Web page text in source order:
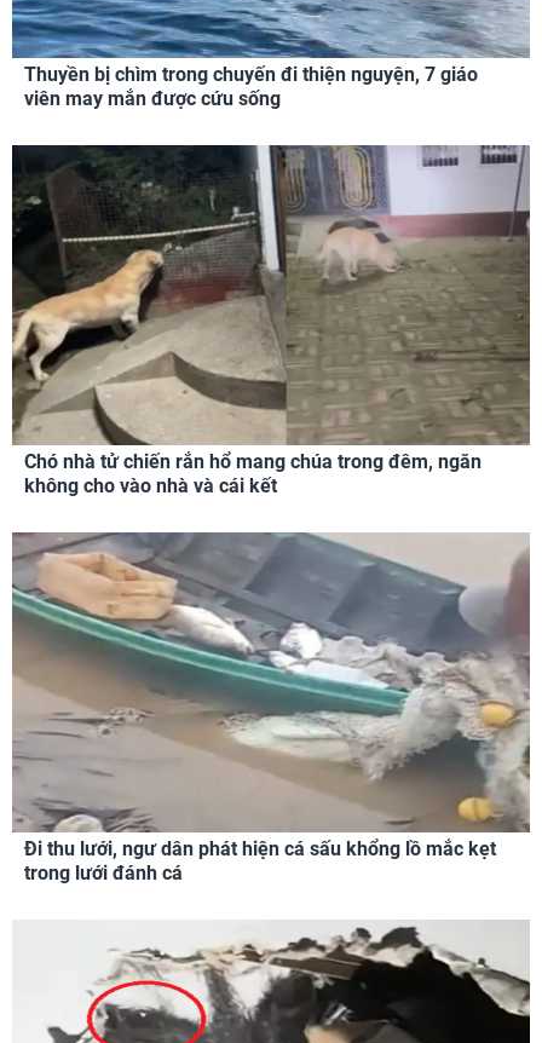
Thuyền bị chìm trong chuyến đi thiện nguyện, 7 giáo
viên may mắn được cứu sống
Chó nhà tử chiến rắn hổ mang chúa trong đêm, ngăn
không cho vào nhà và cái kết
Đi thu lưới, ngư dân phát hiện cá sấu khổng lồ mắc kẹt
trong lưới đánh cá